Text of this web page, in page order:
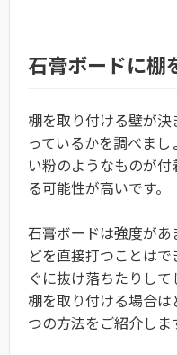
石膏ボードに棚
棚を取り付ける壁が
っているかを調べま
い粉のようなものが
る可能性が高いです。
石膏ボードは強度が
どを直接打つことは
ぐに抜け落ちたりし
棚を取り付ける場合
つの方法をご紹介しま